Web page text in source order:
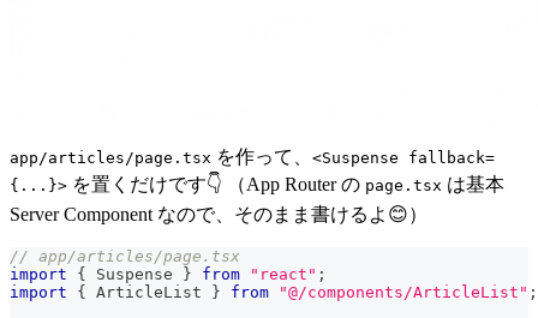
app/articles/page.tsx を作って、 <Suspense fallback=
{...}> を置くだけです👇 （App Router の page.tsx は基本
Server Component なので、そのまま書けるよ😊）
// app/articles/page.tsx
import
{ Suspense } from "react" ;
import
{ ArticleList } from "@/components/ArticleList" ;